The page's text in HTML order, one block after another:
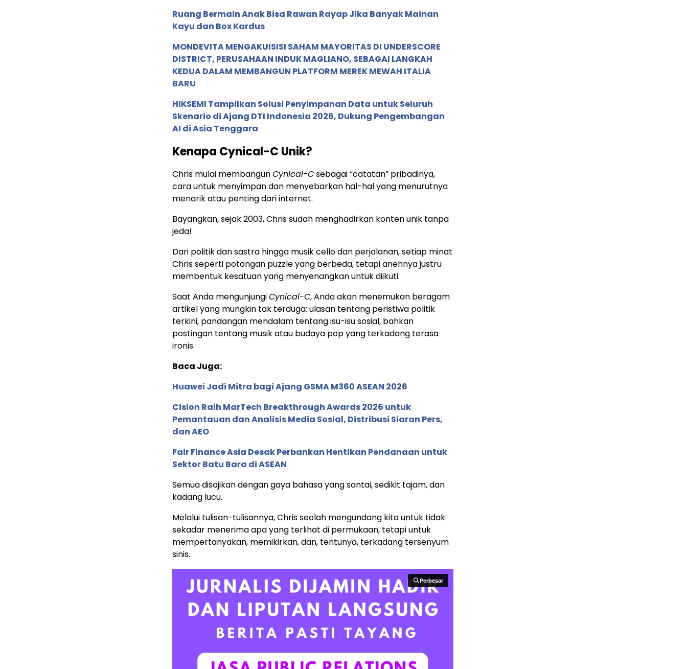
Ruang Bermain Anak Bisa Rawan Rayap Jika Banyak Mainan
Kayu dan Box Kardus
MONDEVITA MENGAKUISISI SAHAM MAYORITAS DI UNDERSCORE
DISTRICT, PERUSAHAAN INDUK MAGLIANO, SEBAGAI LANGKAH
KEDUA DALAM MEMBANGUN PLATFORM MEREK MEWAH ITALIA
BARU
HIKSEMI Tampilkan Solusi Penyimpanan Data untuk Seluruh
Skenario di Ajang DTI Indonesia 2026, Dukung Pengembangan
AI di Asia Tenggara
Kenapa Cynical-C Unik?
Chris mulai membangunCynical-Csebagai “catatan” pribadinya,
cara untuk menyimpan dan menyebarkan hal-hal yang menurutnya
menarik atau penting dari internet.
Bayangkan, sejak 2003, Chris sudah menghadirkan konten unik tanpa
jeda!
Dari politik dan sastra hingga musik cello dan perjalanan, setiap minat
Chris seperti potongan puzzle yang berbeda, tetapi anehnya justru
membentuk kesatuan yang menyenangkan untuk diikuti.
Saat Anda mengunjungiCynical-C, Anda akan menemukan beragam
artikel yang mungkin tak terduga: ulasan tentang peristiwa politik
terkini, pandangan mendalam tentang isu-isu sosial, bahkan
postingan tentang musik atau budaya pop yang terkadang terasa
ironis.
Baca Juga:
Huawei Jadi Mitra bagi Ajang GSMA M360 ASEAN 2026
Cision Raih MarTech Breakthrough Awards 2026 untuk
Pemantauan dan Analisis Media Sosial, Distribusi Siaran Pers,
dan AEO
Fair Finance Asia Desak Perbankan Hentikan Pendanaan untuk
Sektor Batu Bara di ASEAN
Semua disajikan dengan gaya bahasa yang santai, sedikit tajam, dan
kadang lucu.
Melalui tulisan-tulisannya, Chris seolah mengundang kita untuk tidak
sekadar menerima apa yang terlihat di permukaan, tetapi untuk
mempertanyakan, memikirkan, dan, tentunya, terkadang tersenyum
sinis.
Perbesar
Perbesar